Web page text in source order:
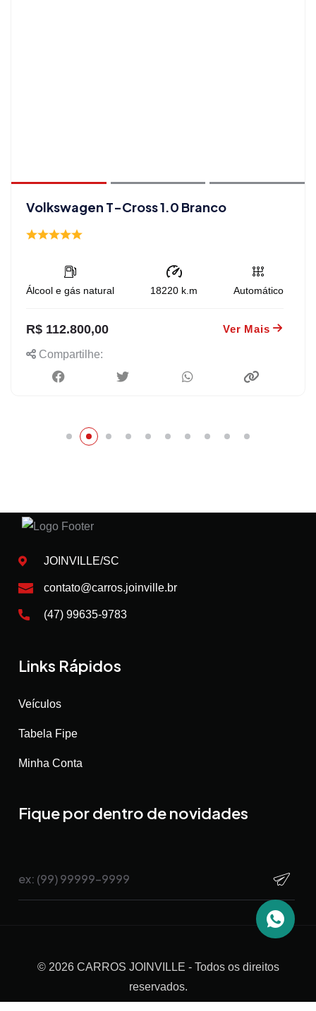
Volkswagen T-Cross 1.0 Branco
Álcool e gás natural 18220 k.m Automático
R$ 112.800,00 Ver Mais
Compartilhe:
JOINVILLE/SC
contato@carros.joinville.br
(47) 99635-9783
Links Rápidos
Veículos
Tabela Fipe
Minha Conta
Fique por dentro de novidades
© 2026 CARROS JOINVILLE - Todos os direitos
reservados.